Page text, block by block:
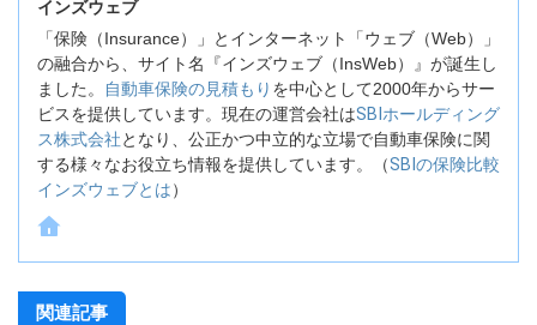
インズウェブ
「保険（Insurance）」とインターネット「ウェブ（Web）」
の融合から、サイト名『インズウェブ（InsWeb）』が誕生し
ました。
自動車保険の見積もり を中心として2000年からサー
ビスを提供しています。現在の運営会社はSBIホールディング
ス株式会社となり、公正かつ中立的な立場で自動車保険に関
する様々なお役立ち情報を提供しています。（SBIの保険比較
インズウェブとは）
関連記事